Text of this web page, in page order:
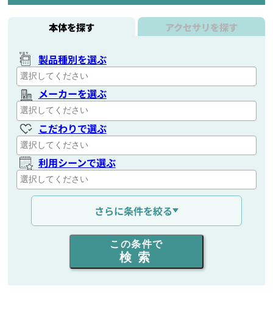
本体を探す アクセサリを探す
製品種別を選ぶ
メーカーを選ぶ
こだわりで選ぶ
利用シーンで選ぶ
通信距離を選ぶ
出力を選ぶ
同時通話人数を選ぶ
さらに条件を絞る
この条件で
検索